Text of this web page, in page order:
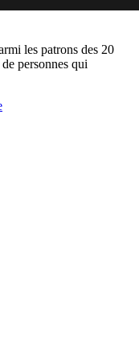
les patrons des 20
personnes qui